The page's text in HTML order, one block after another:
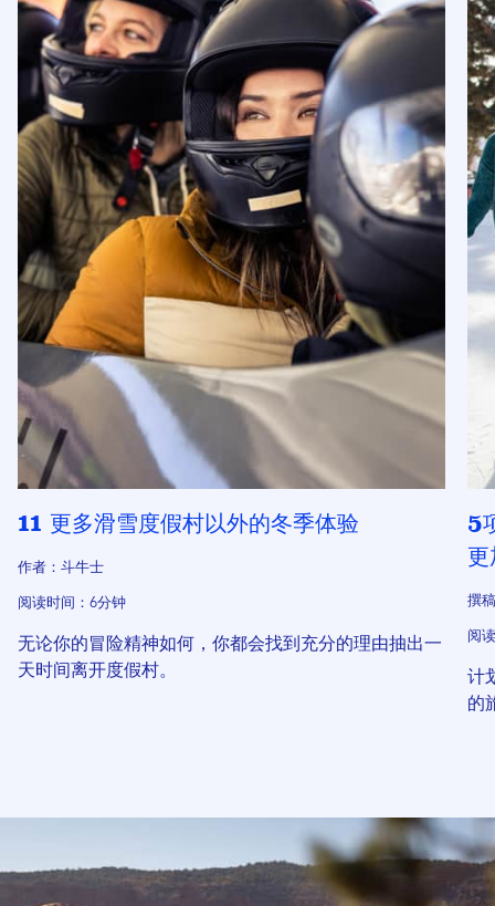
11 更多滑雪度假村以外的冬季体验
作者：斗牛士
阅读时间：6分钟
无论你的冒险精神如何，你都会找到充分的理由抽出一
天时间离开度假村。
5
撰
阅
计
的